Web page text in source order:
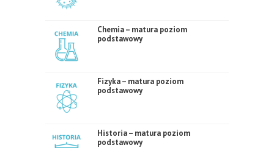
Chemia – matura poziom
podstawowy
Fizyka – matura poziom
podstawowy
Historia – matura poziom
podstawowy